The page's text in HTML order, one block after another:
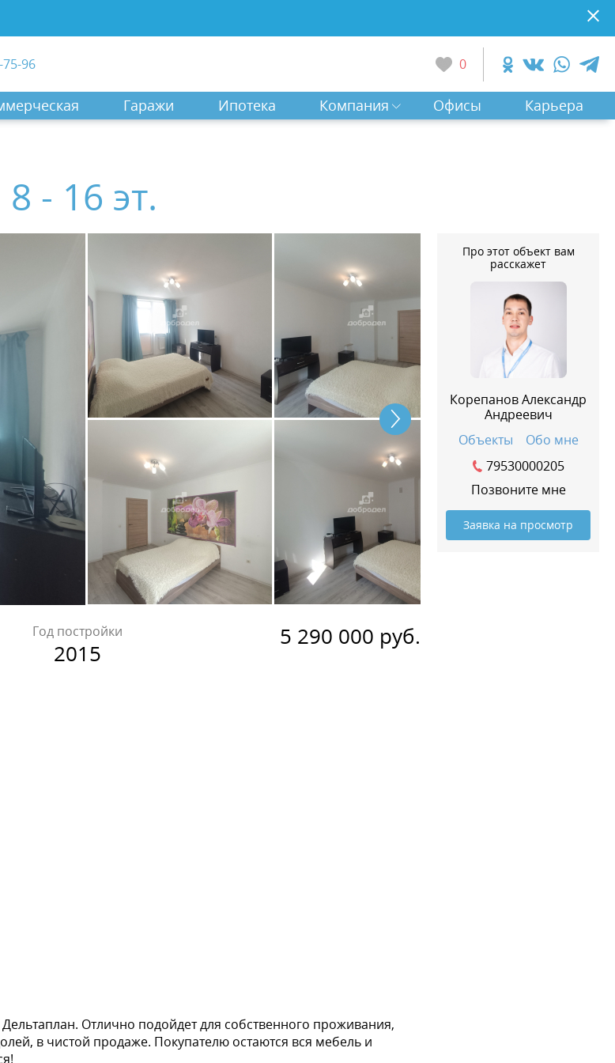
75-96 0
Гаражи Ипотека Компания Офисы Карьера
- 16 эт.
Год постройки
2015
5 290 000 руб.
Отлично подойдет для собственного проживания,
в чистой продаже. Покупателю остаются вся мебель и
Про этот объект вам
расскажет
Корепанов Александр
Андреевич
Объекты
Обо мне
79530000205
Позвоните мне
Заявка на просмотр